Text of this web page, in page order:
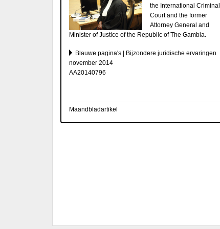
the International Criminal
Court and the former
Attorney General and
Minister of Justice of the Republic of The Gambia.
Blauwe pagina's | Bijzondere juridische ervaringen
november 2014
AA20140796
Maandbladartikel